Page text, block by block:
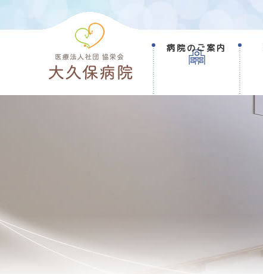
病院のご案内